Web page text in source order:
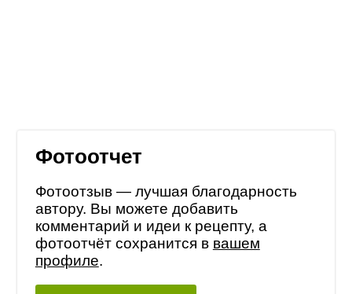
Фотоотчет
Фотоотзыв — лучшая благодарность
автору. Вы можете добавить
комментарий и идеи к рецепту, а
фотоотчёт сохранится в вашем
профиле.